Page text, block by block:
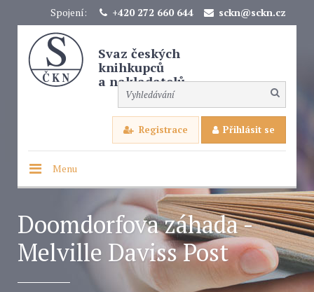
Spojení: +420 272 660 644 sckn@sckn.cz
Svaz českých
knihkupců
a nakladatelů
Registrace Přihlásit se
Menu
Doomdorfova záhada -
Melville Daviss Post